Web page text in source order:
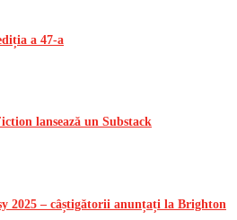
a 47-a
lansează un Substack
2025 – câștigătorii anunțați la Brighton